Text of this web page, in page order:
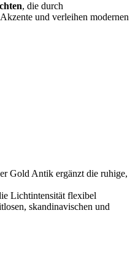
, die durch
und verleihen modernen
Gold Antik ergänzt die ruhige,
Lichtintensität flexibel
skandinavischen und